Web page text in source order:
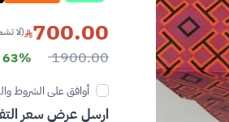
700.00 (لا
1900.00 63% خصم
أوافق على الشروط
ارسل عرض سعر